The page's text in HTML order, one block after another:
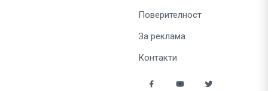
Поверителност
За реклама
Контакти